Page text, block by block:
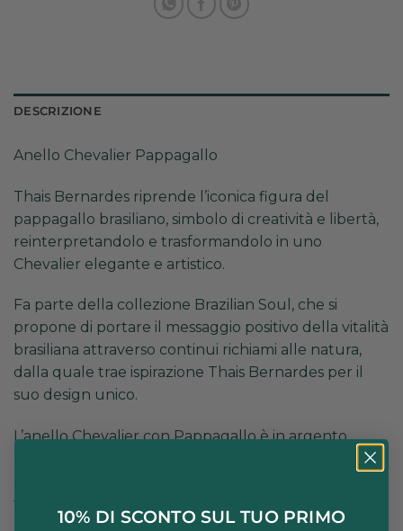
DESCRIZIONE
Anello Chevalier Pappagallo
Thais Bernardes riprende l’iconica figura del
pappagallo brasiliano, simbolo di creatività e libertà,
reinterpretandolo e trasformandolo in uno
Chevalier elegante e artistico.
Fa parte della collezione Brazilian Soul, che si
propone di portare il messaggio positivo della vitalità
brasiliana attraverso continui richiami alle natura,
dalla quale trae ispirazione Thais Bernardes per il
suo design unico.
L’anello Chevalier con Pappagallo è in argento
placcato oro. La figura centrale rappresenta l’iconico
tempestato di zirconi.
10% DI SCONTO SUL TUO PRIMO